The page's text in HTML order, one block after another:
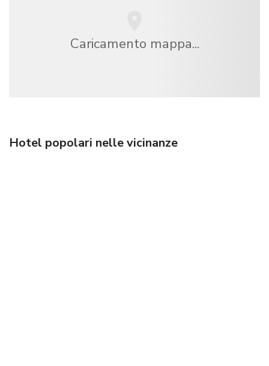
Caricamento mappa...
Hotel popolari nelle vicinanze